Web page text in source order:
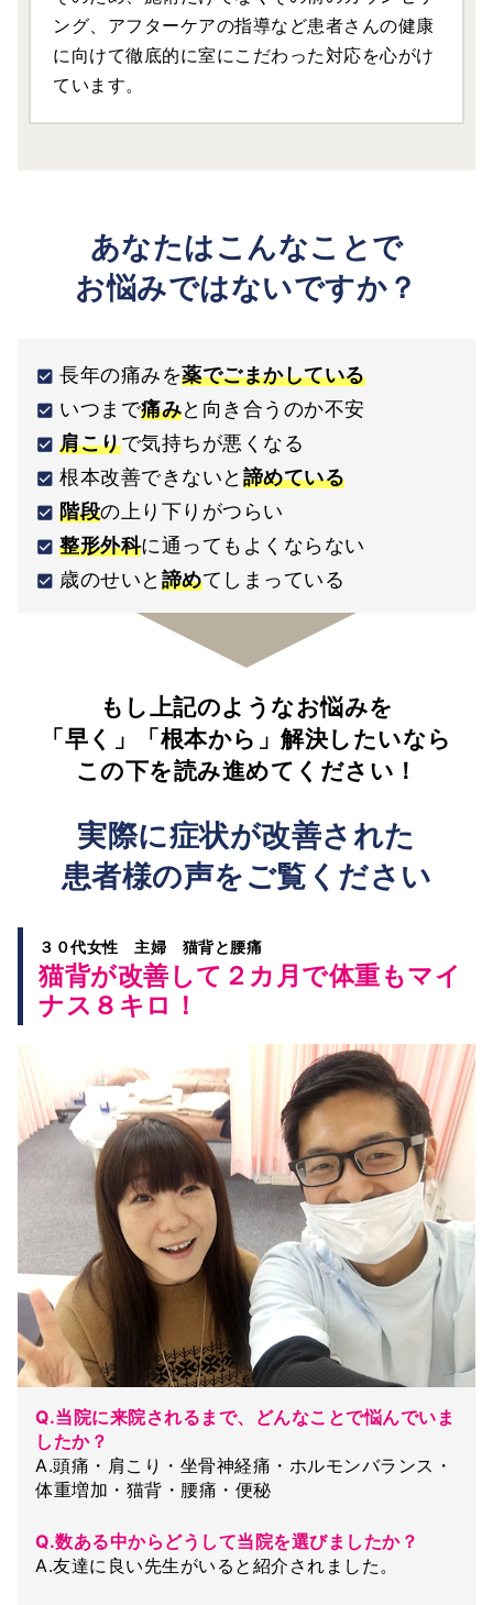
ング、アフターケアの指導など患者さんの健康
に向けて徹底的に室にこだわった対応を心がけ
ています。
あなたはこんなことで
お悩みではないですか？
長年の痛みを薬でごまかしている
いつまで痛みと向き合うのか不安
肩こりで気持ちが悪くなる
根本改善できないと 諦めている
階段の上り下りがつらい
整形外科に通ってもよくならない
歳のせいと 諦めてしまっている
もし上記のようなお悩みを
「早く」「根本から」解決したいなら
この下を読み進めてください！
実際に症状が改善された
患者様の声を ご覧ください
３０代女性 主婦 猫背と腰痛
猫背が改善して２カ月で体重もマイ
ナス８キロ！
Q.当院に来院されるまで、どんなことで悩んでいま
したか？
A.頭痛・肩こり・坐骨神経痛・ホルモンバランス・
体重増加・猫背・腰痛・便秘
Q.数ある中からどうして当院を選びましたか？
A.友達に良い先生がいると紹介されました。